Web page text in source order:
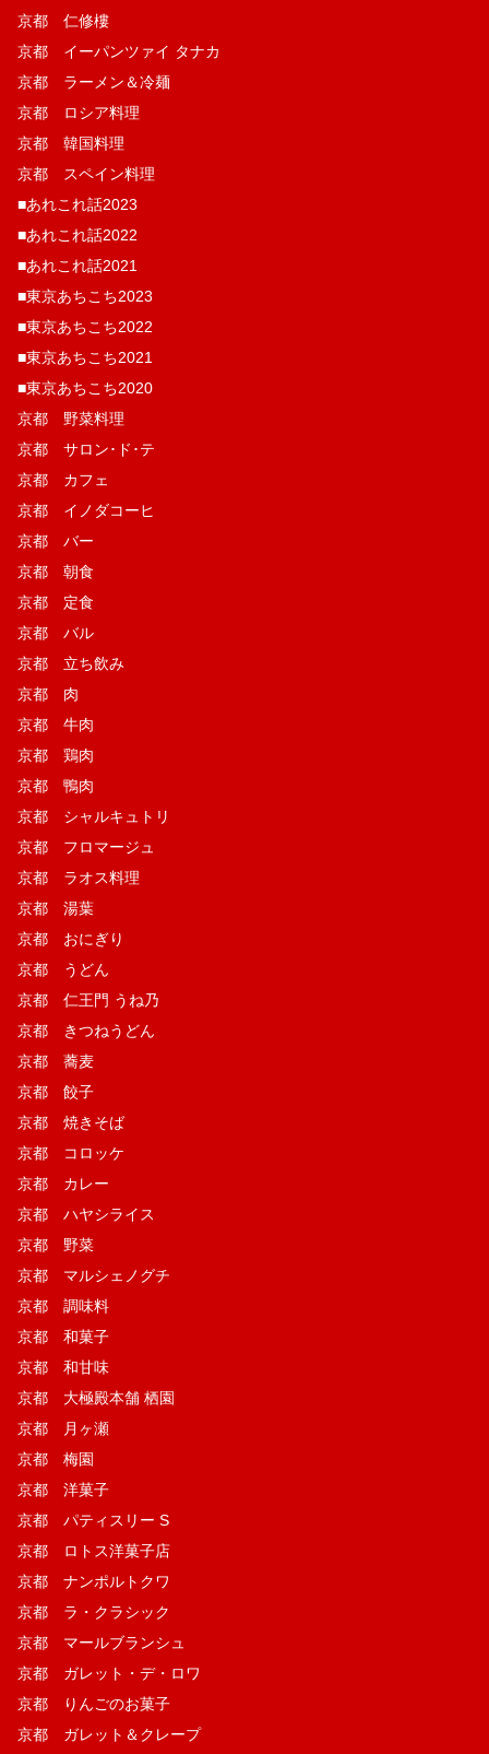
京都 仁修樓
京都 イーパンツァイ タナカ
京都 ラーメン＆冷麺
京都 ロシア料理
京都 韓国料理
京都 スペイン料理
■あれこれ話2023
■あれこれ話2022
■あれこれ話2021
■東京あちこち2023
■東京あちこち2022
■東京あちこち2021
■東京あちこち2020
京都 野菜料理
京都 サロン･ド･テ
京都 カフェ
京都 イノダコーヒ
京都 バー
京都 朝食
京都 定食
京都 バル
京都 立ち飲み
京都 肉
京都 牛肉
京都 鶏肉
京都 鴨肉
京都 シャルキュトリ
京都 フロマージュ
京都 ラオス料理
京都 湯葉
京都 おにぎり
京都 うどん
京都 仁王門 うね乃
京都 きつねうどん
京都 蕎麦
京都 餃子
京都 焼きそば
京都 コロッケ
京都 カレー
京都 ハヤシライス
京都 野菜
京都 マルシェノグチ
京都 調味料
京都 和菓子
京都 和甘味
京都 大極殿本舗 栖園
京都 月ヶ瀬
京都 梅園
京都 洋菓子
京都 パティスリー S
京都 ロトス洋菓子店
京都 ナンポルトクワ
京都 ラ・クラシック
京都 マールブランシュ
京都 ガレット・デ・ロワ
京都 りんごのお菓子
京都 ガレット＆クレープ